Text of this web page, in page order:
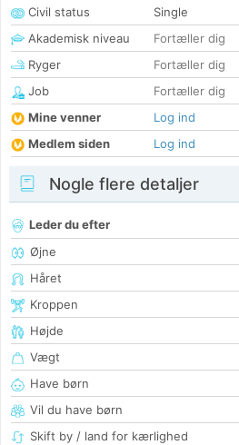
Civil status
Single
Akademisk niveau
Fortæller dig
Ryger
Fortæller dig
Job
Fortæller dig
Mine venner
Log ind
Medlem siden
Log ind
Nogle flere detaljer
Leder du efter
Øjne
Håret
Kroppen
Højde
Vægt
Have børn
Vil du have børn
Skift by / land for kærlighed